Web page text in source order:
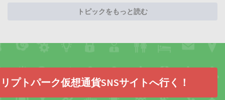
トピックをもっと読む
プトパーク仮想通貨SNSサイトへ行く！